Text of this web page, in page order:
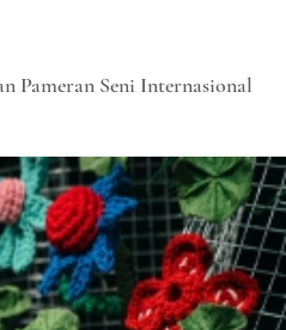
Pameran Seni Internasional